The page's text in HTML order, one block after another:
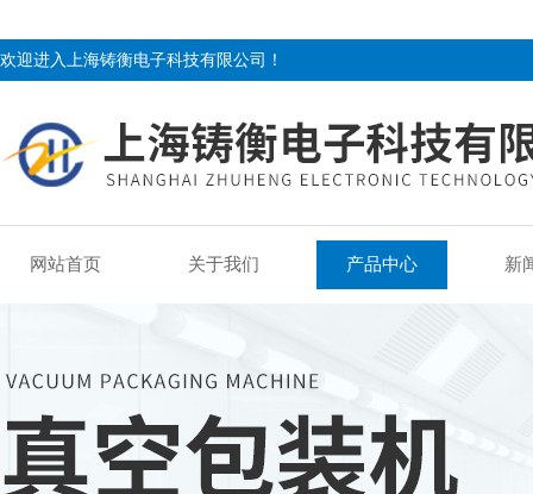
欢迎进入上海铸衡电子科技有限公司！
网站首页 关于我们 产品中心 新